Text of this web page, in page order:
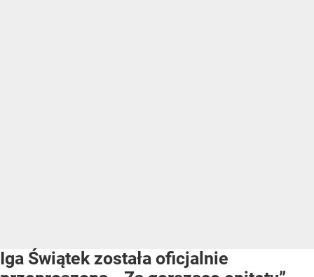
Iga Świątek została oficjalnie